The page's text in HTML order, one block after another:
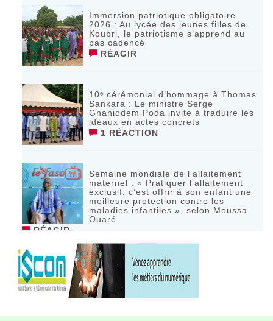
Immersion patriotique obligatoire
2026 : Au lycée des jeunes filles de
Koubri, le patriotisme s’apprend au
pas cadencé
RÉAGIR
10ᵉ cérémonial d’hommage à Thomas
Sankara : Le ministre Serge
Gnaniodem Poda invite à traduire les
idéaux en actes concrets
1 RÉACTION
Semaine mondiale de l’allaitement
maternel : « Pratiquer l’allaitement
exclusif, c’est offrir à son enfant une
meilleure protection contre les
maladies infantiles », selon Moussa
Ouaré
RÉAGIR